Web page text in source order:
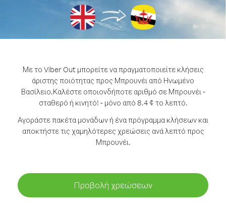
Με το Viber Out μπορείτε να πραγματοποιείτε κλήσεις
άριστης ποιότητας προς Μπρουνέι από Ηνωμένο
Βασίλειο.Καλέστε οποιονδήποτε αριθμό σε Μπρουνέι -
σταθερό ή κινητό! - μόνο από 8.4 ¢ το λεπτό.
Αγοράστε πακέτα μονάδων ή ένα πρόγραμμα κλήσεων και
αποκτήστε τις χαμηλότερες χρεώσεις ανά λεπτό προς
Μπρουνέι.
Προβολή χρεώσεων